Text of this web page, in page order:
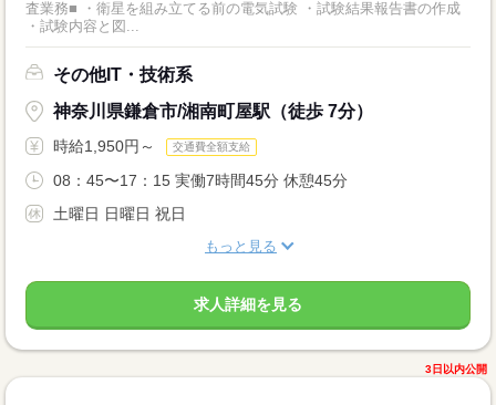
査業務■ ・衛星を組み立てる前の電気試験 ・試験結果報告書の作成
・試験内容と図...
その他IT・技術系
神奈川県鎌倉市/湘南町屋駅（徒歩 7分）
時給1,950円～ 交通費全額支給
08：45〜17：15 実働7時間45分 休憩45分
土曜日 日曜日 祝日
もっと見る
求人詳細を見る
3日以内公開